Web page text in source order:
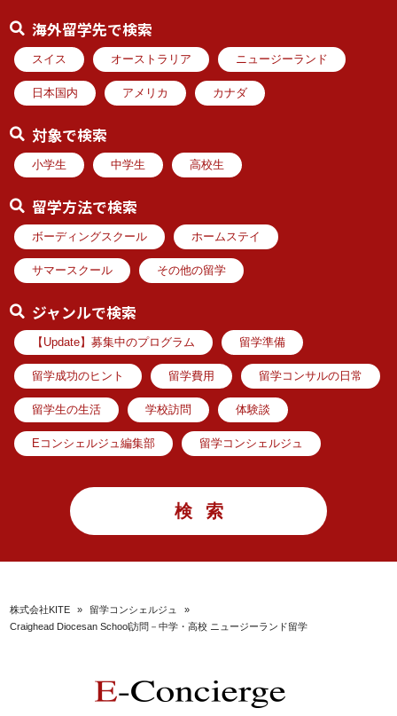
海外留学先で検索
スイス オーストラリア ニュージーランド
日本国内 アメリカ カナダ
対象で検索
小学生 中学生 高校生
留学方法で検索
ボーディングスクール ホームステイ
サマースクール その他の留学
ジャンルで検索
【Update】募集中のプログラム 留学準備
留学成功のヒント 留学費用 留学コンサルの日常
留学生の生活 学校訪問 体験談
Eコンシェルジュ編集部 留学コンシェルジュ
株式会社KITE » 留学コンシェルジュ
»
Craighead Diocesan School訪問－中学・高校 ニュージーランド留学